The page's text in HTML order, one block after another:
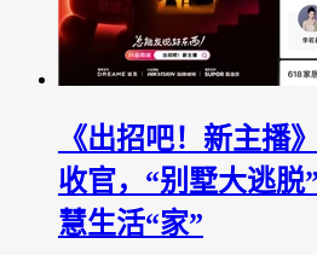
《出招吧！新主播
收官，“别墅大逃脱
慧生活“家”